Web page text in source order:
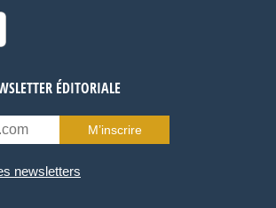
ÉDITORIALE
M’inscrire
newsletters